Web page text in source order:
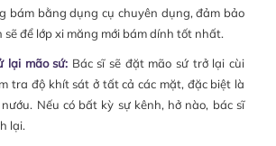
bám bằng dụng cụ chuyên dụng, đảm bảo
sẽ để lớp xi măng mới bám dính tốt nhất.
lại mão sứ: Bác sĩ sẽ đặt mão sứ trở lại cùi
tra độ khít sát ở tất cả các mặt, đặc biệt là
Nếu có bất kỳ sự kênh, hở nào, bác sĩ
lại.